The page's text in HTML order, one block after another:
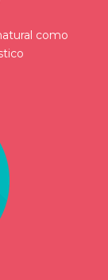
como